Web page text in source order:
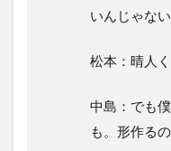
いんじゃな
松本：晴人
中島：でも
も。形作る